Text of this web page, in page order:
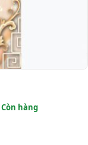
Còn hàng